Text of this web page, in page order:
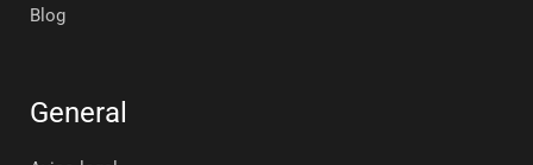
Blog
General